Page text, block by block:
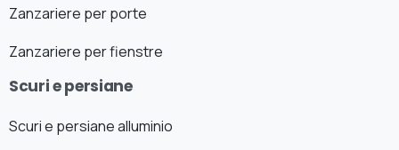
Zanzariere per porte
Zanzariere per fienstre
Scuri e persiane
Scuri e persiane alluminio